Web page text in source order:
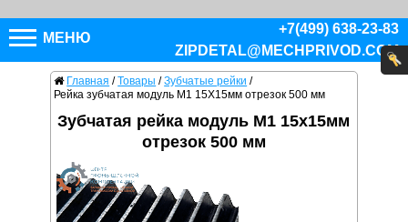
МЕНЮ
+7(499) 638-23-83
ZIPDETAL@MECHPRIVOD.COM
Главная / Товары / Зубчатые рейки /
Рейка зубчатая модуль M1 15X15мм отрезок 500 мм
Зубчатая рейка модуль M1 15x15мм
отрезок 500 мм